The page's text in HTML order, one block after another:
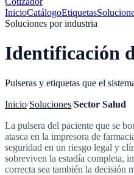
InicioCatálogoEtiquetas
Soluciones por industria
Identificación
Pulseras y etiquetas que el
Inicio/Soluciones/Sector Salud
La pulsera del paciente que se
atasca en la impresora de
seguridad en un riesgo legal y
sobreviven la estadía completa,
correcta sea también la decisión